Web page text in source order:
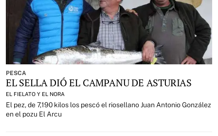
PESCA
EL SELLA DIÓ EL CAMPANU DE ASTURIAS
EL FIELATO Y EL NORA
El pez, de 7,190 kilos los pescó el riosellano Juan Antonio González
en el pozu El Arcu